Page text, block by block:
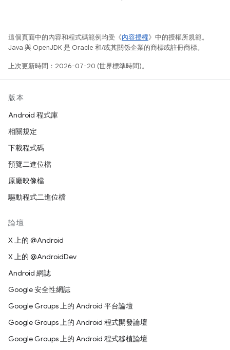
這個頁面中的內容和程式碼範例均受《內容授權》中的授權所規範。
Java 與 OpenJDK 是 Oracle 和/或其關係企業的商標或註冊商標。
上次更新時間：2026-07-20 (世界標準時間)。
版本
Android 程式庫
相關規定
下載程式碼
預覽二進位檔
原廠映像檔
驅動程式二進位檔
論壇
X 上的 @Android
X 上的 @AndroidDev
Android 網誌
Google 安全性網誌
Google Groups 上的 Android 平台論壇
Google Groups 上的 Android 程式開發論壇
Google Groups 上的 Android 程式移植論壇